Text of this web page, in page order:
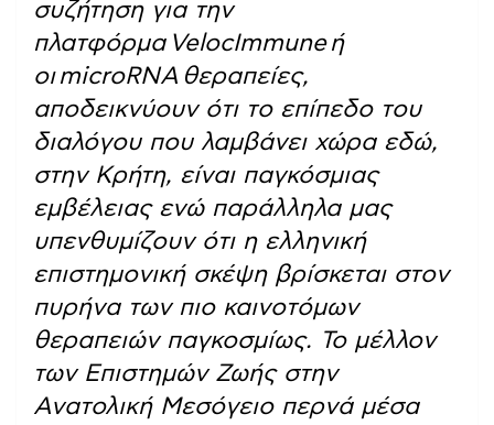
συζήτηση για την
πλατφόρμα VelocImmuneή
οιmicroRNA θεραπείες,
αποδεικνύουν ότι το επίπεδο του
διαλόγου που λαμβάνει χώρα εδώ,
στην Κρήτη, είναι παγκόσμιας
εμβέλειας ενώ παράλληλα μας
υπενθυμίζουν ότι η ελληνική
επιστημονική σκέψη βρίσκεται στον
πυρήνα των πιο καινοτόμων
θεραπειών παγκοσμίως. Το μέλλον
των Επιστημών Ζωής στην
Ανατολική Μεσόγειο περνά μέσα